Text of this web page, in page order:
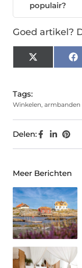
populair?
Goed artikel?
X
(Twitter)
Tags:
Winkelen, armbanden
Delen:
Meer Berichten